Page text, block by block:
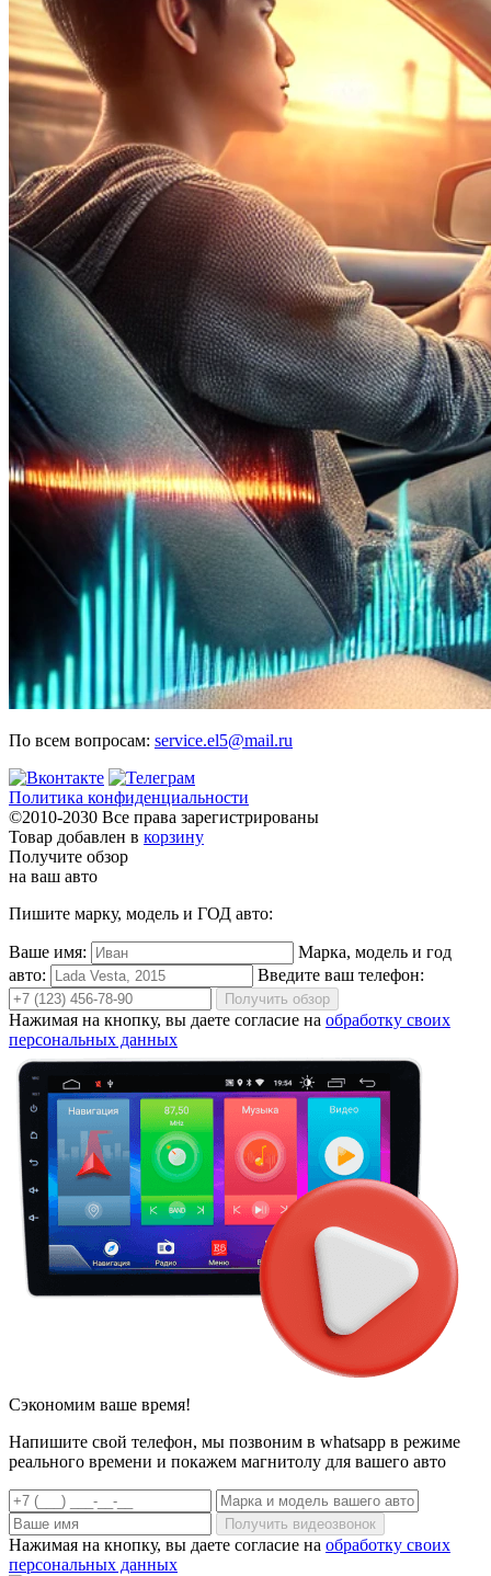
По всем вопросам: service.el5@mail.ru
Политика конфиденциальности
©2010-2030 Все права зарегистрированы
Товар добавлен в корзину
Получите обзор
на ваш авто
Пишите марку, модель и ГОД авто:
Ваше имя:
Марка, модель и год
авто:
Введите ваш телефон:
Получить обзор
Нажимая на кнопку, вы даете согласие на обработку своих
персональных данных
Сэкономим ваше время!
Напишите свой телефон, мы позвоним в whatsapp в режиме
реального времени и покажем магнитолу для вашего авто
Получить видеозвонок
Нажимая на кнопку, вы даете согласие на обработку своих
персональных данных